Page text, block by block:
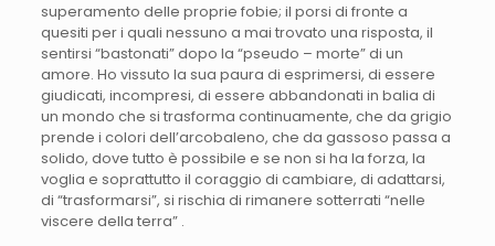
superamento delle proprie fobie; il porsi di fronte a
quesiti per i quali nessuno a mai trovato una risposta, il
sentirsi “bastonati” dopo la “pseudo – morte” di un
amore. Ho vissuto la sua paura di esprimersi, di essere
giudicati, incompresi, di essere abbandonati in balia di
un mondo che si trasforma continuamente, che da grigio
prende i colori dell’arcobaleno, che da gassoso passa a
solido, dove tutto è possibile e se non si ha la forza, la
voglia e soprattutto il coraggio di cambiare, di adattarsi,
di “trasformarsi”, si rischia di rimanere sotterrati “nelle
viscere della terra” .